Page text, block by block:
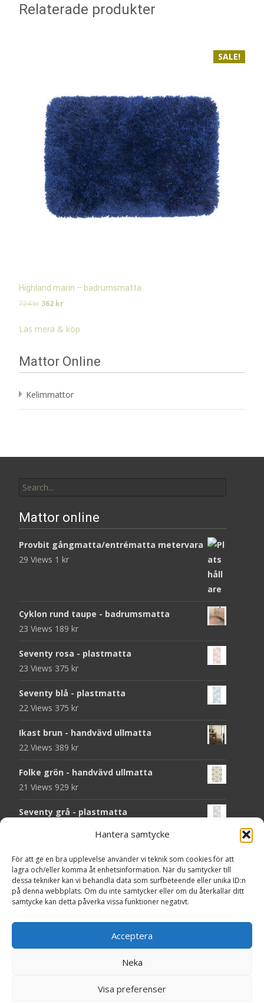
Hantera samtycke
För att ge en bra upplevelse använder vi teknik som cookies för att
lagra och/eller komma åt enhetsinformation. När du samtycker till
dessa tekniker kan vi behandla data som surfbeteende eller unika ID:n
på denna webbplats. Om du inte samtycker eller om du återkallar ditt
samtycke kan detta påverka vissa funktioner negativt.
Acceptera
Neka
Visa preferenser
Relaterade produkter
SALE!
Highland marin – badrumsmatta
724kr Det
priset
362 kr
priset
Läs mera & köp
Mattor Online
Kelimmattor
for:
Mattor online
Provbit gångmatta/entrématta metervara
29 Views 1 kr
Cyklon rund taupe - badrumsmatta
23 Views 189 kr
Seventy rosa - plastmatta
23 Views 375 kr
Seventy blå - plastmatta
22 Views 375 kr
Ikast brun - handvävd ullmatta
22 Views 389 kr
Folke grön - handvävd ullmatta
21 Views 929 kr
Seventy grå - plastmatta
20 Views375kr
Chess svart - dörrmatta i kokos
18 Views199kr
Powered by WordPress, Themei-craftby TemplatesNext.